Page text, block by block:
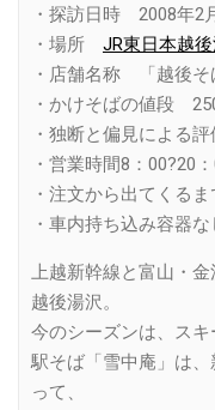
・探訪日時 2008年2
・場所 JR東日本越
・店舗名称 「越後そ
・かけそばの値段
・独断と偏見によ
・営業時間8：00?20
・注文から出てくる
・車内持ち込み容器な
上越新幹線と富山・
越後湯沢。
今のシーズンは、スキ
駅そば「雪中庵」は
って、